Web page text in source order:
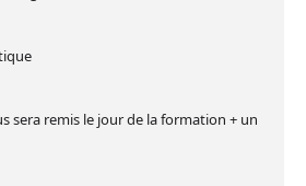
sera remis le jour de la formation + un